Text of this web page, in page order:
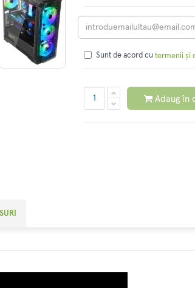
Sunt de acord cu termenii și
Adaug în